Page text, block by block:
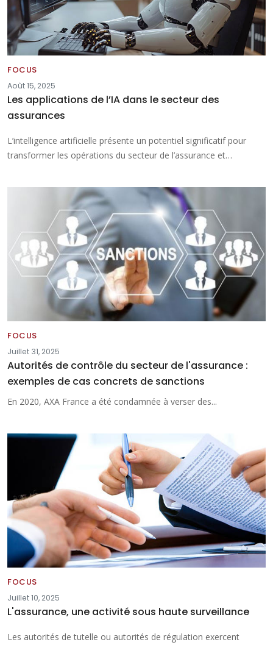
FOCUS
Août 15, 2025
Les applications de l’IA dans le secteur des
assurances
L’intelligence artificielle présente un potentiel significatif pour
transformer les opérations du secteur de l’assurance et…
FOCUS
Juillet 31, 2025
Autorités de contrôle du secteur de l'assurance :
exemples de cas concrets de sanctions
En 2020, AXA France a été condamnée à verser des...
FOCUS
Juillet 10, 2025
L'assurance, une activité sous haute surveillance
Les autorités de tutelle ou autorités de régulation exercent